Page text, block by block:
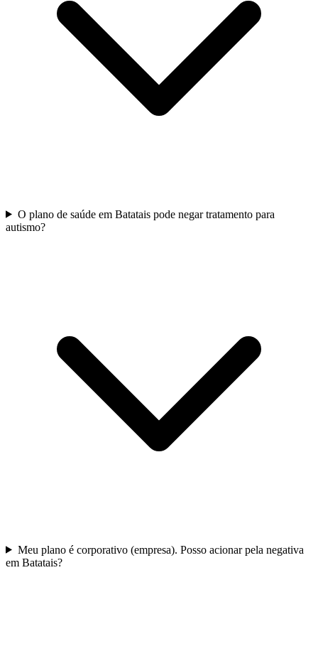
O plano de saúde em Batatais pode negar tratamento para
autismo?
Meu plano é corporativo (empresa). Posso acionar pela negativa
em Batatais?